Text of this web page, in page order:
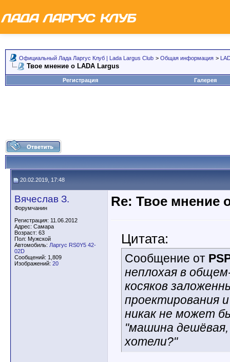
Официальный Лада Ларгус Клуб | Lada Largus Club > Общая информация >
Твое мнение о LADA Largus
Регистрация Галерея
20.02.2019, 17:48
Вячеслав З.
Форумчанин
Регистрация: 11.06.2012
Адрес: Самара
Возраст: 63
Пол: Мужской
Автомобиль: Ларгус RS0Y5 42-
02D
Сообщений: 1,809
Изображений: 20
Re: Твое мнение
Цитата:
Сообщение от
неплохая в
косяков
проектирования
никак не может
"машина
хотели?"